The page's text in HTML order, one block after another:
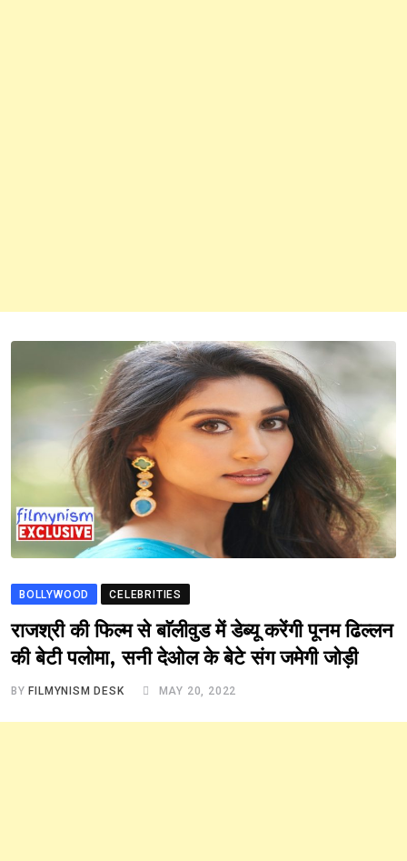
BOLLYWOOD CELEBRITIES
राजश्री की फिल्म से बाॅलीवुड में डेब्यू करेंगी पूनम ढिल्लन
की बेटी पलोमा, सनी देओल के बेटे संग जमेगी जोड़ी
BY FILMYNISM DESK MAY 20, 2022